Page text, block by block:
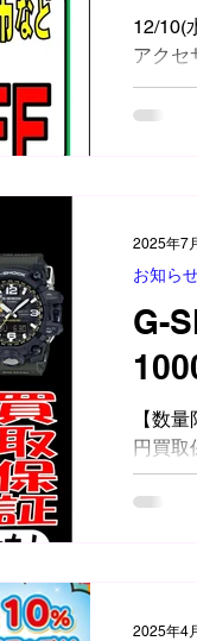
12/10(
アクセ
🔔 ※他
パーブ
G-
【数
円買取
大丈夫
可、著
お知ら
2025年7
2025年4